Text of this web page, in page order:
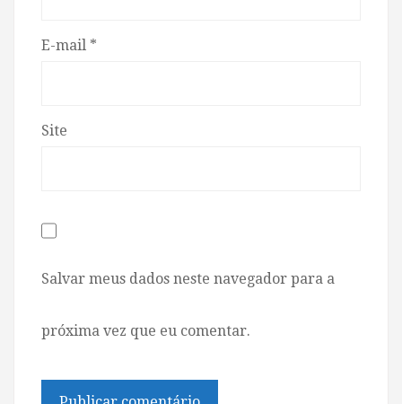
E-mail *
Site
Salvar meus dados neste navegador para a
próxima vez que eu comentar.